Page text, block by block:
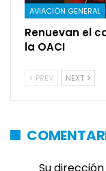
AVIACIÓN GENERAL
Renuevan el
la OACI
PREV NEXT